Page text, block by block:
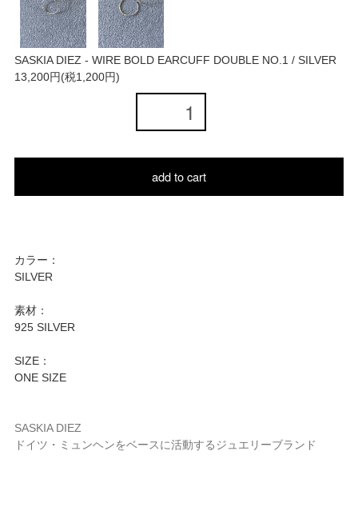
SASKIA DIEZ - WIRE BOLD EARCUFF DOUBLE NO.1 / SILVER
13,200円(税1,200円)
add to cart
カラー：
SILVER
素材：
925 SILVER
SIZE：
ONE SIZE
SASKIA DIEZ
ドイツ・ミュンヘンをベースに活動するジュエリーブランド